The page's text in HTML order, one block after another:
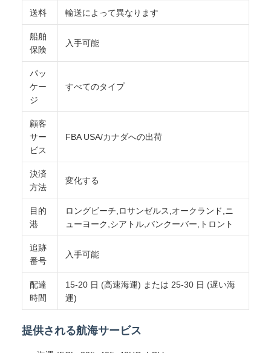
送料 輸送によって異なります
船舶
保険
入手可能
パッ
ケー
ジ
すべてのタイプ
顧客
サー
ビス
FBA USA/カナダへの出荷
決済
方法
変化する
目的
港
ロングビーチ,ロサンゼルス,オークランド,ニ
ューヨーク,シアトル,バンクーバー,トロント
追跡
番号
入手可能
配達
時間
15-20 日 (高速海運) または 25-30 日 (遅い海
運)
提供される航海サービス